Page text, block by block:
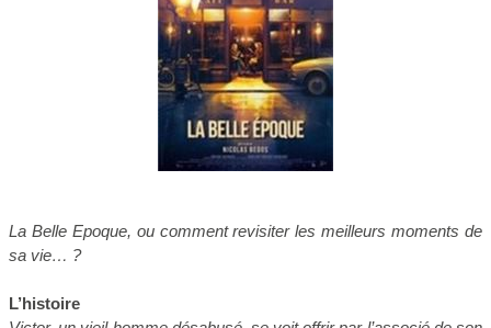
La Belle Epoque, ou comment revisiter les meilleurs moments de
sa vie… ?
L’histoire